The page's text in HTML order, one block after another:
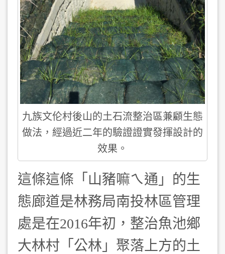
九族文伦村後山的土石流整治區兼顧生態
做法，經過近二年的驗證證實發揮設計的
效果。
這條這條「山豬嘛ㄟ通」的生
態廊道是林務局南投林區管理
處是在2016年初，整治魚池鄉
大林村「公林」聚落上方的土